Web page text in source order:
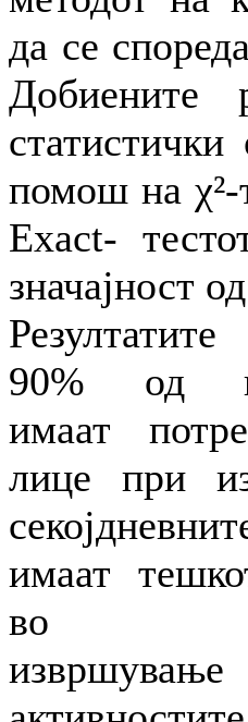
да се
Добиените
помош на χ²-
Exact-
значајност
90% од
имаат
лице при
имаат
во